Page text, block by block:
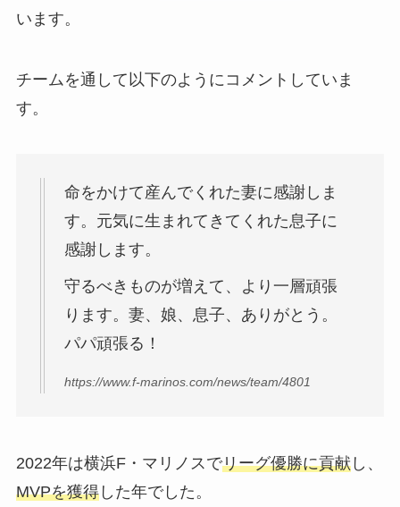
います。
チームを通して以下のようにコメントしていま
す。
命をかけて産んでくれた妻に感謝しま
す。元気に生まれてきてくれた息子に
感謝します。
守るべきものが増えて、より一層頑張
ります。妻、娘、息子、ありがとう。
パパ頑張る！
https://www.f-marinos.com/news/team/4801
2022年は横浜F・マリノスでリーグ優勝に貢献し、
MVPを獲得した年でした。